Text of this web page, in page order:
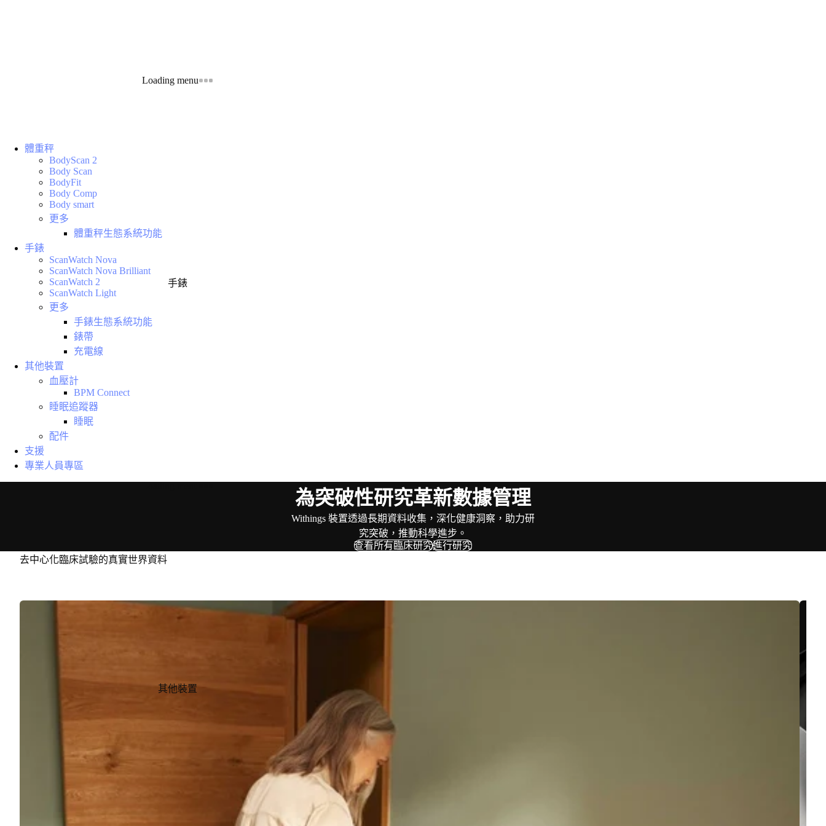
Loading menu
手錶
其他裝置
體重秤
BodyScan 2
Body Scan
BodyFit
Body Comp
Body smart
更多
體重秤生態系統功能
手錶
ScanWatch Nova
ScanWatch Nova Brilliant
ScanWatch 2
ScanWatch Light
更多
手錶生態系統功能
錶帶
充電線
其他裝置
血壓計
BPM Connect
睡眠追蹤器
睡眠
配件
支援
專業人員專區
為突破性研究革新數據管理
Withings 裝置透過長期資料收集，深化健康洞察，助力研
究突破，推動科學進步。
查看所有臨床研究進行研究
去中心化臨床試驗的真實世界資料